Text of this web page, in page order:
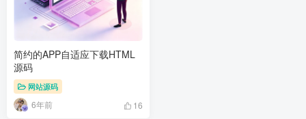
简约的APP自适应下载HTML
源码
网站源码
6年前 16